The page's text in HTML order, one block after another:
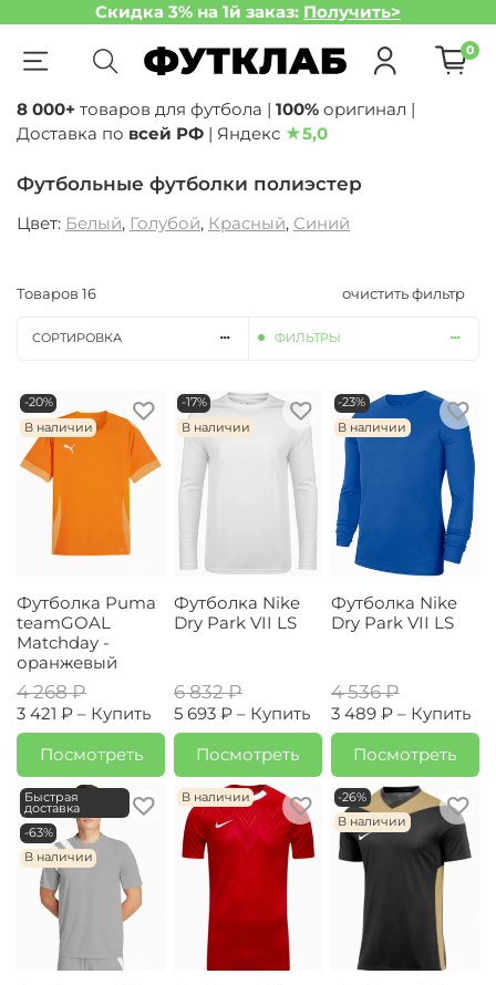
Скидка 3% на 1й заказ: Получить>
0
8 000+ товаров для футбола | 100% оригинал |
Доставка по всей РФ | Яндекс ★5,0
Футбольные футболки полиэстер
Цвет: Белый, Голубой, Красный, Синий
Товаров 16 очистить фильтр
СОРТИРОВКА ФИЛЬТРЫ
-20%
В наличии
Футболка Puma
teamGOAL
Matchday -
оранжевый
4 268 ₽
3 421 ₽ – Купить
Посмотреть
-17%
В наличии
Футболка Nike
Dry Park VII LS
6 832 ₽
5 693 ₽ – Купить
Посмотреть
-23%
В наличии
Футболка Nike
Dry Park VII LS
4 536 ₽
3 489 ₽ – Купить
Посмотреть
Быстрая
доставка
-63%
В наличии
В наличии
-26%
В наличии